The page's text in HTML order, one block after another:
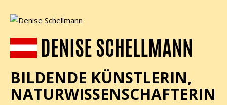
DENISE SCHELLMANN
BILDENDE KÜNSTLERIN,
NATURWISSENSCHAFTERIN